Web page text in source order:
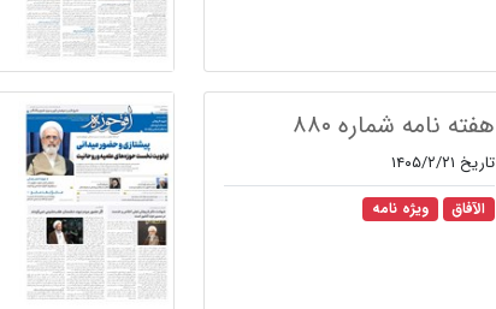
هفته نامه شماره ۸۸۰
تاریخ ۱۴۰۵/۲/۲۱
الآفاق ویژه نامه